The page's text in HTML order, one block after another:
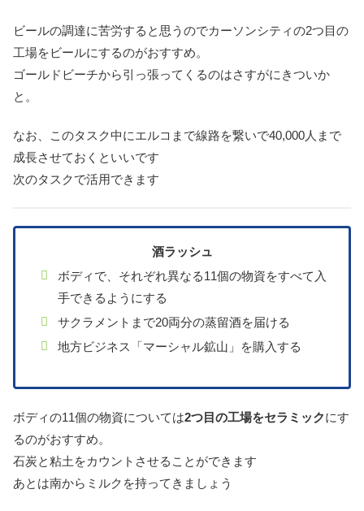
ビールの調達に苦労すると思うのでカーソンシティの2つ目の
工場をビールにするのがおすすめ。
ゴールドビーチから引っ張ってくるのはさすがにきついか
と。
なお、このタスク中にエルコまで線路を繋いで40,000人まで
成長させておくといいです
次のタスクで活用できます
酒ラッシュ
ボディで、それぞれ異なる11個の物資をすべて入
手できるようにする
サクラメントまで20両分の蒸留酒を届ける
地方ビジネス「マーシャル鉱山」を購入する
ボディの11個の物資については2つ目の工場をセラミックにす
るのがおすすめ。
石炭と粘土をカウントさせることができます
あとは南からミルクを持ってきましょう